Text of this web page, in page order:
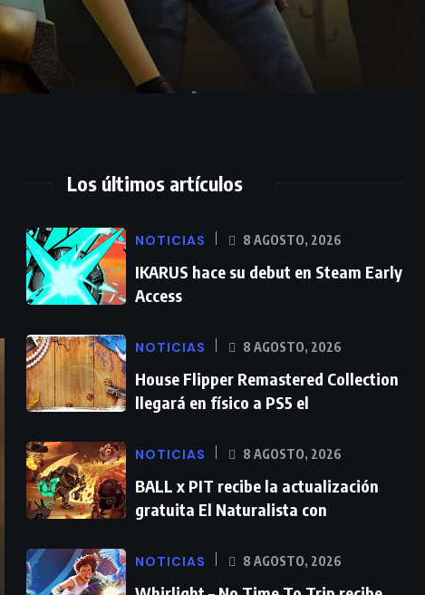
Los últimos artículos
NOTICIAS 8 AGOSTO, 2026
IKARUS hace su debut en Steam Early
Access
NOTICIAS 8 AGOSTO, 2026
House Flipper Remastered Collection
llegará en físico a PS5 el
NOTICIAS 8 AGOSTO, 2026
BALL x PIT recibe la actualización
gratuita El Naturalista con
NOTICIAS 8 AGOSTO, 2026